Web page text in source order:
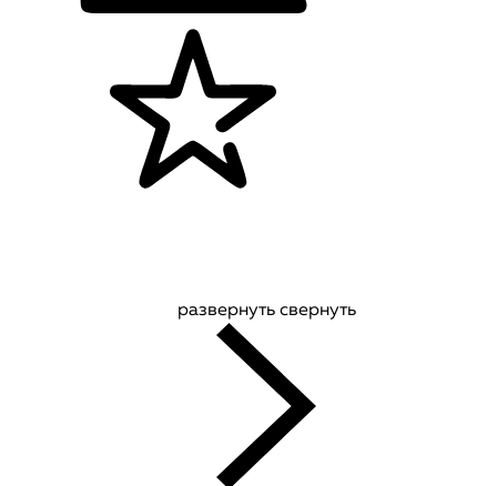
развернуть свернуть